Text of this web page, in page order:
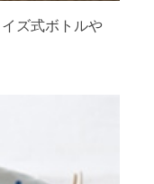
ズ式ボトルや